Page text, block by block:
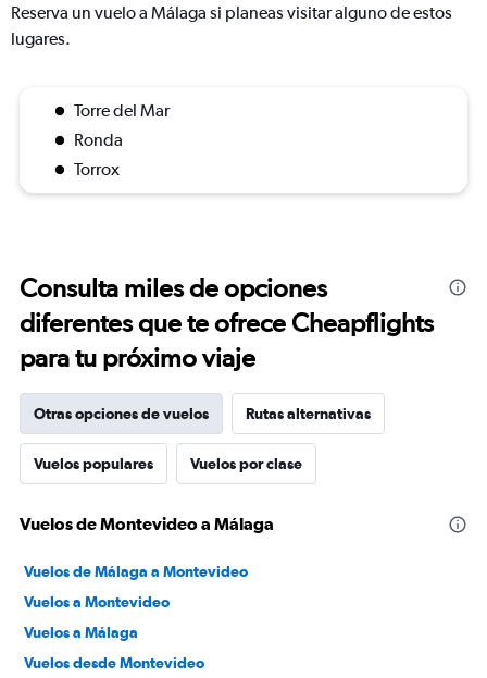
Reserva un vuelo a Málaga si planeas visitar alguno de estos
lugares.
Torre del Mar
Ronda
Torrox
Consulta miles de opciones
diferentes que te ofrece Cheapflights
para tu próximo viaje
Otras opciones de vuelos Rutas alternativas
Vuelos populares Vuelos por clase
Vuelos de Montevideo a Málaga
Vuelos de Málaga a Montevideo
Vuelos a Montevideo
Vuelos a Málaga
Vuelos desde Montevideo